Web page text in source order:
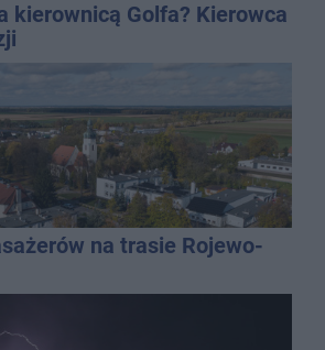
kierownicą Golfa? Kierowca
na trasie Rojewo-